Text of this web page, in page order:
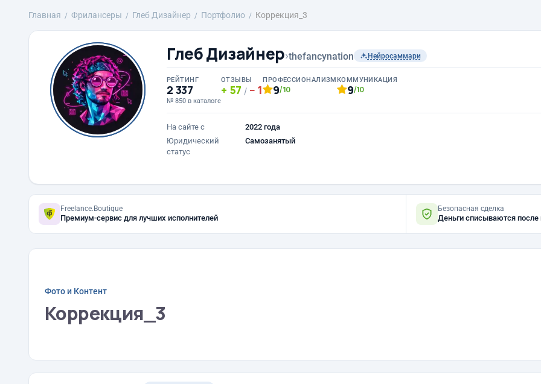
Главная Фрилансеры Глеб Дизайнер Портфолио Коррекция_3
Глеб Дизайнер›thefancynation Нейросаммари
РЕЙТИНГ
2 337
№ 850 в каталоге
ОТЗЫВЫ
57 / 1
ПРОФЕССИОНАЛИЗМ
9/10
КОММУНИКАЦИЯ
9/10
На сайте с
2022 года
Юридический
статус
Самозанятый
Freelance.Boutique
Премиум-сервис для лучших исполнителей
Безопасная сделка
Деньги списываются после
Фото и Контент
Коррекция_3